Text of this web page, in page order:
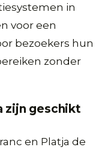
in
voor een
bezoekers hun
zonder
zijn geschikt
en Platja de